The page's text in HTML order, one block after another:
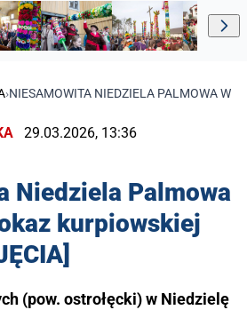
›NIESAMOWITA NIEDZIELA PALMOWA W
29.03.2026, 13:36
Niedziela Palmowa
kurpiowskiej
(pow. ostrołęcki) w Niedzielę